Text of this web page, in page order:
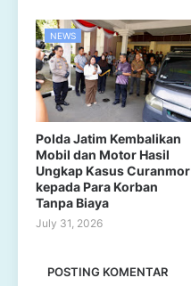
NEWS
Polda Jatim Kembalikan
Mobil dan Motor Hasil
Ungkap Kasus Curanmor
kepada Para Korban
Tanpa Biaya
July 31, 2026
POSTING KOMENTAR